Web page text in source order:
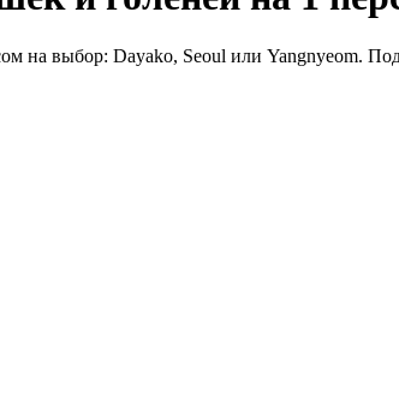
на выбор: Dayako, Seoul или Yangnyeom.